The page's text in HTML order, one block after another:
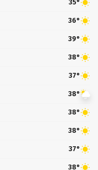
35°
36°
39°
38°
37°
38°
38°
38°
37°
38°